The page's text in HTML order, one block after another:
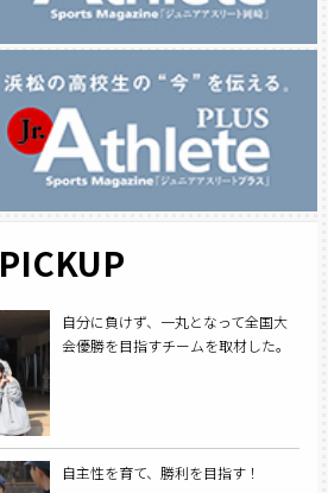
PICKUP
自分に負けず、一丸となって全国大
会優勝を目指すチームを取材した。
自主性を育て、勝利を目指す！